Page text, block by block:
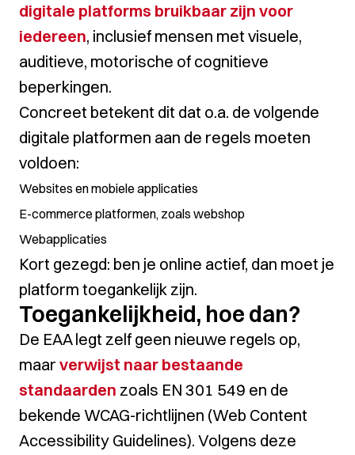
digitale platforms bruikbaar zijn voor
iedereen, inclusief mensen met visuele,
auditieve, motorische of cognitieve
beperkingen.
Concreet betekent dit dat o.a. de volgende
digitale platformen aan de regels moeten
voldoen:
Websites en mobiele applicaties
E-commerce platformen, zoals webshop
Webapplicaties
Kort gezegd: ben je online actief, dan moet je
platform toegankelijk zijn.
Toegankelijkheid, hoe dan?
De EAA legt zelf geen nieuwe regels op,
maar verwijst naar bestaande
standaarden zoals EN 301 549 en de
bekende WCAG-richtlijnen (Web Content
Accessibility Guidelines). Volgens deze